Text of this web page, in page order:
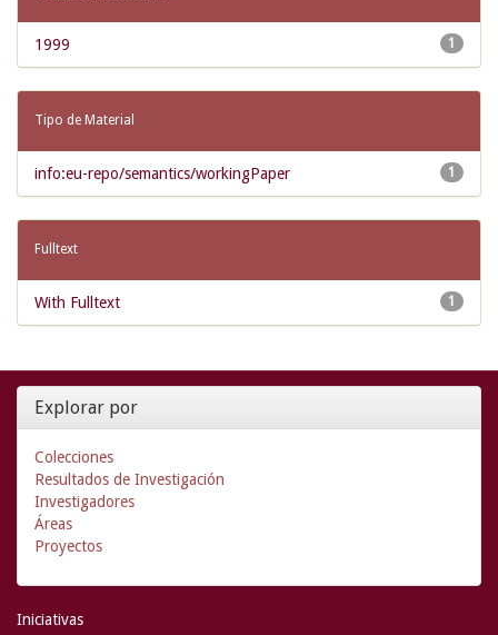
1
1999
Tipo de Material
1
info:eu-repo/semantics/workingPaper
Fulltext
1
With Fulltext
Explorar por
Colecciones
Resultados de Investigación
Investigadores
Áreas
Proyectos
Iniciativas